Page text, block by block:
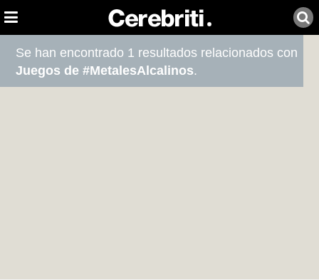
Se han encontrado 1 resultados relacionados con
Juegos de #MetalesAlcalinos.